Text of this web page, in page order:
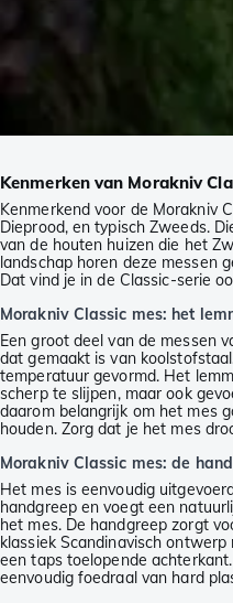
Kenmerken van Morakniv
Kenmerkend voor de Morakniv
Dieprood, en typisch Zweeds.
van de houten huizen die het
landschap horen deze messen
Dat vind je in de Classic-serie
Morakniv Classic mes: het
Een groot deel van de messen
dat gemaakt is van
temperatuur gevormd. Het
scherp te slijpen, maar ook
daarom belangrijk om het mes
houden. Zorg dat je het mes
Morakniv Classic mes: de
Het mes is eenvoudig
handgreep en voegt een
het mes. De handgreep zorgt
klassiek Scandinavisch
een taps toelopende
eenvoudig foedraal van hard